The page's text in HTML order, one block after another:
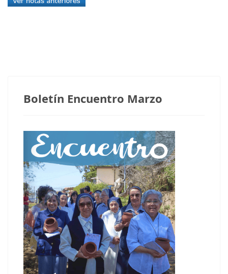
Boletín Encuentro Marzo